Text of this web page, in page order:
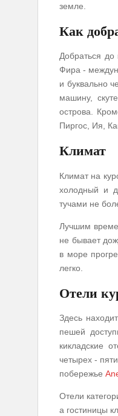
земле.
Как
Добраться
Фира -
и буквально
машину,
острова.
Пиргос, Ия,
Климат
Климат на
холодный и
тучами не
Лучшим
не бывает
в море
легко.
Отели
Здесь
пешей
кикладские
четырех -
побережье
Отели
а гостиницы